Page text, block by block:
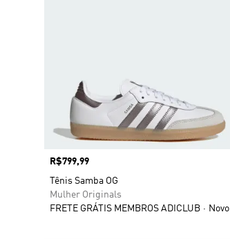
Preço
R$799,99
Tênis Samba OG
Mulher Originals
FRETE GRÁTIS MEMBROS ADICLUB
Novo